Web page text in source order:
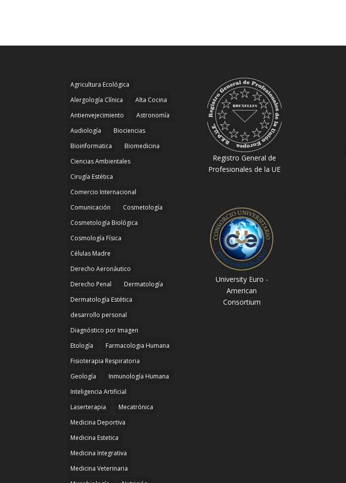
Agricultura Ecológica
Alergología Clínica
Alta Cocina
Antienvejecimiento
Astronomía
Audiología
Biociencias
Bioinformatica
Biomedicina
Ciencias Ambientales
Cirugía Estética
Comercio Internacional
Comunicación
Cosmetología
Cosmetología Biológica
Cosmología Física
Células Madre
Derecho Aeronáutico
Derecho Penal
Dermatología
Dermatología Estética
desarrollo personal
Diagnóstico por Imagen
Etología
Farmacologia Humana
Fisioterapia Respiratoria
Geología
Inmunología Humana
Inteligencia Artificial
Laserterapia
Mecatrónica
Medicina Deportiva
Medicina Estetica
Medicina Integrativa
Medicina Veterinaria
Registro General de
Profesionales de la UE
University Euro -
American
Consortium